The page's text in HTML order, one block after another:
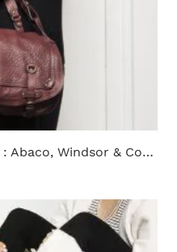
Abaco, Windsor & Co…